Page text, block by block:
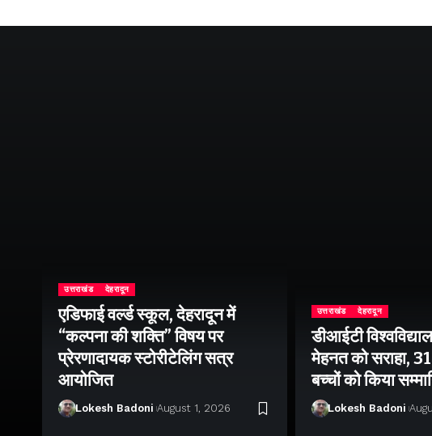
उत्तराखंड देहरादून
एडिफाई वर्ल्ड स्कूल, देहरादून में
“कल्पना की शक्ति” विषय पर
प्रेरणादायक स्टोरीटेलिंग सत्र
आयोजित
Lokesh Badoni August 1, 2026
उत्तराखंड देहरादून
डीआईटी
मेहनत को सराहा,
बच्चों को किया
Lokesh Badoni